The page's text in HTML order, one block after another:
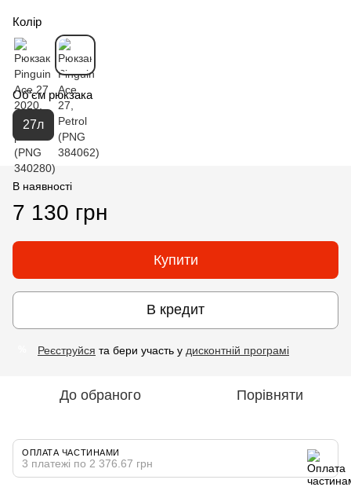
Колір
Об'єм рюкзака
27л
В наявності
7 130 грн
Купити
В кредит
Реєструйся та бери участь у дисконтній програмі
До обраного Порівняти
ОПЛАТА ЧАСТИНАМИ
3 платежі по 2 376.67 грн